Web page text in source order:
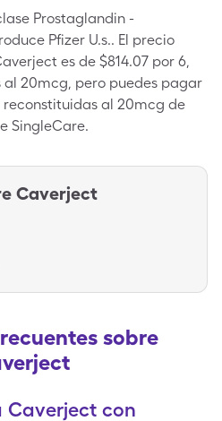
Prostaglandin -
Pfizer U.s.. El precio
es de $814.07 por 6,
al 20mcg, pero puedes pagar
reconstituidas al 20mcg de
SingleCare.
Caverject
sobre
Caverject con